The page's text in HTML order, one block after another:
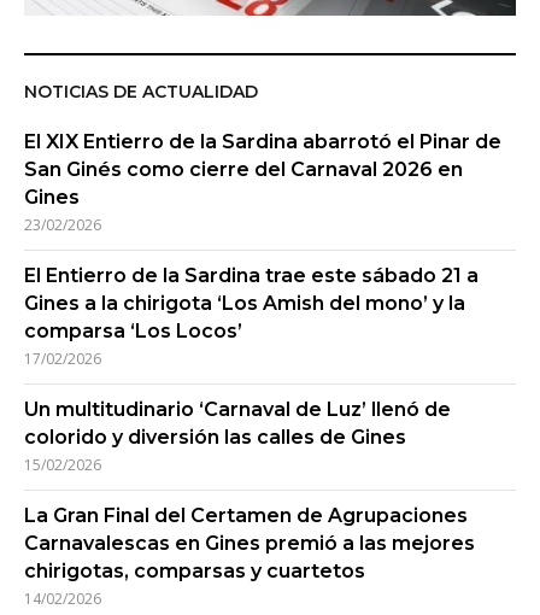
NOTICIAS DE ACTUALIDAD
El XIX Entierro de la Sardina abarrotó el Pinar de
San Ginés como cierre del Carnaval 2026 en
Gines
23/02/2026
El Entierro de la Sardina trae este sábado 21 a
Gines a la chirigota ‘Los Amish del mono’ y la
comparsa ‘Los Locos’
17/02/2026
Un multitudinario ‘Carnaval de Luz’ llenó de
colorido y diversión las calles de Gines
15/02/2026
La Gran Final del Certamen de Agrupaciones
Carnavalescas en Gines premió a las mejores
chirigotas, comparsas y cuartetos
14/02/2026